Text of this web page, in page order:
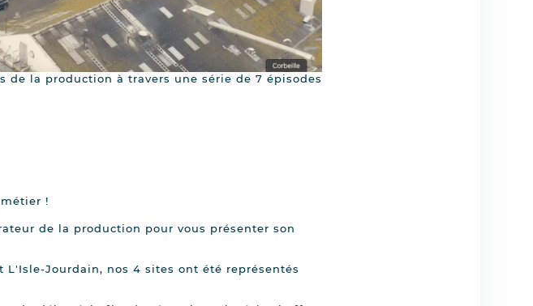
de la production à travers une série de 7 épisodes
!
de la production pour vous présenter son
L'Isle-Jourdain, nos 4 sites ont été représentés